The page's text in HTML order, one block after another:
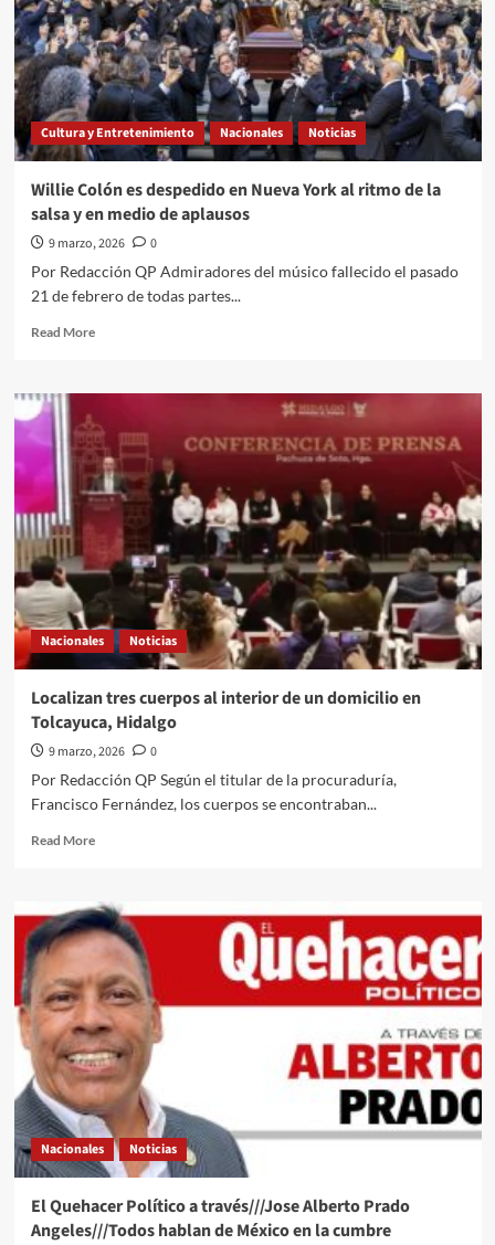
Prado
Angeles///USA
hace
y
deshace
su
antojo
Cultura y Entretenimiento Nacionales Noticias
Willie Colón es despedido en Nueva York al ritmo de la
salsa y en medio de aplausos
9 marzo, 2026
0
Por Redacción QP Admiradores del músico fallecido el pasado
21 de febrero de todas partes...
Read MoreRead
Willie
es
despedido
en
Nueva
ritmo
de
la
salsa
y
de
aplausos
Nacionales Noticias
Localizan tres cuerpos al interior de un domicilio en
Tolcayuca, Hidalgo
9 marzo, 2026
0
Por Redacción QP Según el titular de la procuraduría,
Francisco Fernández, los cuerpos se encontraban...
Read MoreRead
Localizan
tres
cuerpos
al
interior
de
un
domicilio
en
Tolcayuca,
Hidalgo
Nacionales Noticias
El Quehacer Político a través///Jose Alberto Prado
Angeles///Todos hablan de México en la cumbre